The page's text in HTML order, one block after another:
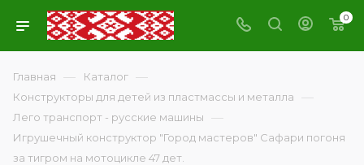
0
Главная — Каталог —
Конструкторы для детей из пластмассы и металла —
Лего транспорт - русские машины —
Игрушечный конструктор "Город мастеров" Сафари погоня
за тигром на мотоцикле 47 дет.